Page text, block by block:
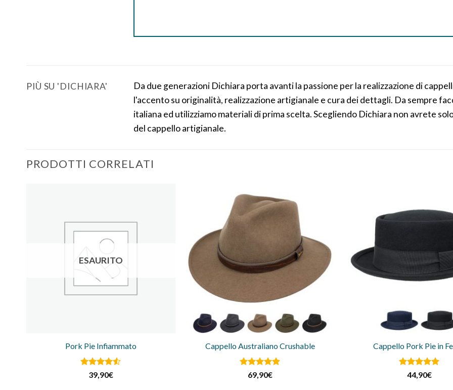
PIÙ SU 'DICHIARA'
Da due generazioni Dichiara porta avanti la passione per la realizzazione di
l'accento su originalità, realizzazione artigianale e cura dei dettagli. Da sempre
italiana ed utilizziamo materiali di prima scelta. Scegliendo Dichiara non avrete
del cappello artigianale.
PRODOTTI CORRELATI
ESAURITO
Pork Pie Infiammato
Valutato
su 5
39,90€
Cappello Australiano Crushable
Valutato
su 5
69,90€
Cappello Pork Pie in
Valutato
su 5
44,90€